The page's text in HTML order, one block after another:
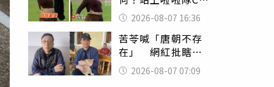
驚艷全場 千萬網
友被圈粉
2026-08-07 16:36
苦苓喊「唐朝不存
在」 網紅批瞎編
歷史：李白、杜甫
用鮮卑文寫詩？
2026-08-07 07:09